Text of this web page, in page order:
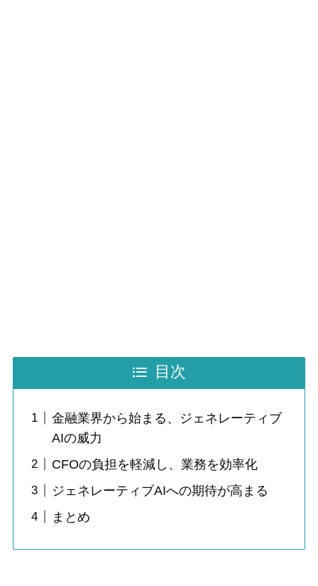
目次
金融業界から始まる、ジェネレーティブ
AIの威力
CFOの負担を軽減し、業務を効率化
ジェネレーティブAIへの期待が高まる
まとめ